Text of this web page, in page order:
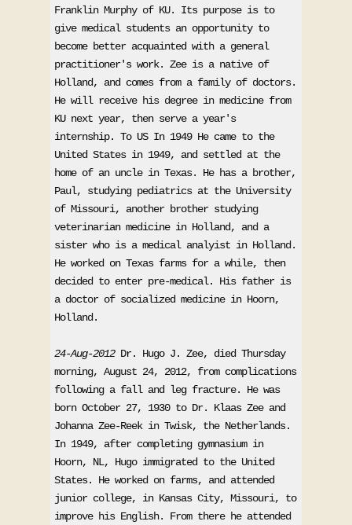
Franklin Murphy of KU. Its purpose is to
give medical students an opportunity to
become better acquainted with a general
practitioner's work. Zee is a native of
Holland, and comes from a family of doctors.
He will receive his degree in medicine from
KU next year, then serve a year's
internship. To US In 1949 He came to the
United States in 1949, and settled at the
home of an uncle in Texas. He has a brother,
Paul, studying pediatrics at the University
of Missouri, another brother studying
veterinarian medicine in Holland, and a
sister who is a medical analyist in Holland.
He worked on Texas farms for a while, then
decided to enter pre-medical. His father is
a doctor of socialized medicine in Hoorn,
Holland.
24-Aug-2012 Dr. Hugo J. Zee, died Thursday
morning, August 24, 2012, from complications
following a fall and leg fracture. He was
born October 27, 1930 to Dr. Klaas Zee and
Johanna Zee-Reek in Twisk, the Netherlands.
In 1949, after completing gymnasium in
Hoorn, NL, Hugo immigrated to the United
States. He worked on farms, and attended
junior college, in Kansas City, Missouri, to
improve his English. From there he attended